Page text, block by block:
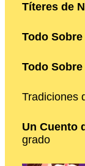
Títeres de
Todo Sobre
Todo
Tradiciones
Un Cuento
grado